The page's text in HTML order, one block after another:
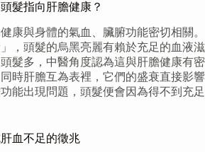
髮指向肝膽健康？
康與身體的氣血、臟腑功能密切相關。
，頭髮的烏黑亮麗有賴於充足的血液滋
髮多，中醫角度認為這與肝膽健康有密
時肝膽互為表裡，它們的盛衰直接影響
能出現問題，頭髮便會因為得不到充足
血不足的徵兆